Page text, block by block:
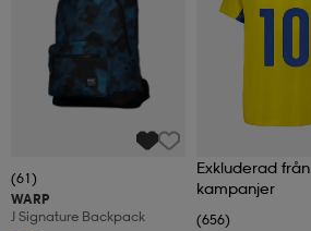
(61)
WARP
J Signature Backpack
Exkluderad från
kampanjer
(656)